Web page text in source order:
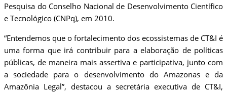
Pesquisa do Conselho Nacional de Desenvolvimento Científico
e Tecnológico (CNPq), em 2010.
“Entendemos que o fortalecimento dos ecossistemas de CT&I é
uma forma que irá contribuir para a elaboração de políticas
públicas, de maneira mais assertiva e participativa, junto com
a sociedade para o desenvolvimento do Amazonas e da
Amazônia Legal”, destacou a secretária executiva de CT&I,